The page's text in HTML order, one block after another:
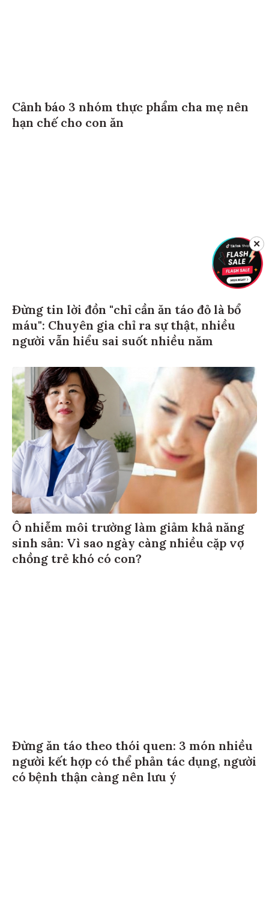
Cảnh báo 3 nhóm thực phẩm cha mẹ nên
hạn chế cho con ăn
Đừng tin lời đồn "chỉ cần ăn táo đỏ là bổ
máu": Chuyên gia chỉ ra sự thật, nhiều
người vẫn hiểu sai suốt nhiều năm
Ô nhiễm môi trường làm giảm khả năng
sinh sản: Vì sao ngày càng nhiều cặp vợ
chồng trẻ khó có con?
Đừng ăn táo theo thói quen: 3 món nhiều
người kết hợp có thể phản tác dụng, người
có bệnh thận càng nên lưu ý
✕